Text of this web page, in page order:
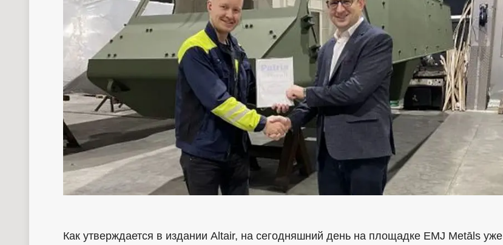
Как утверждается в издании Altair, на сегодняшний день на площадке EMJ Metāls уже